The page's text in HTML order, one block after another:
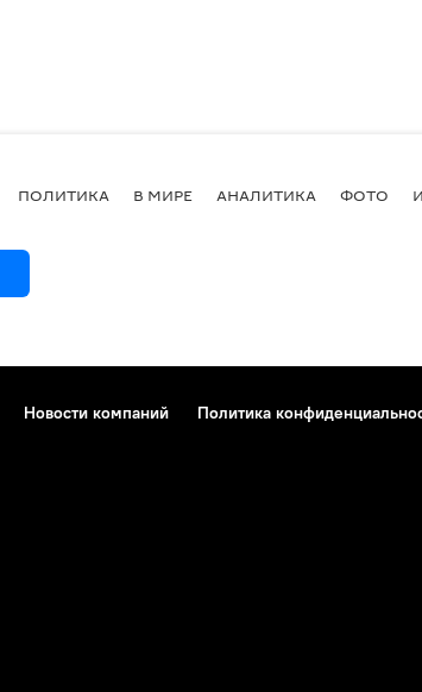
ПОЛИТИКА В МИРЕ АНАЛИТИКА ФОТО
Новости компаний Политика